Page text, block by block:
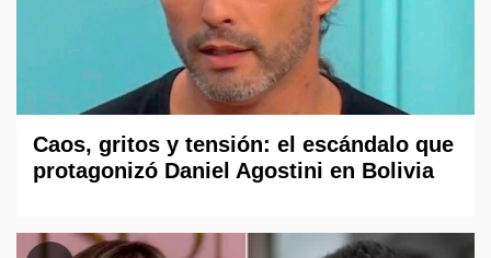
Caos, gritos y tensión: el escándalo que
protagonizó Daniel Agostini en Bolivia